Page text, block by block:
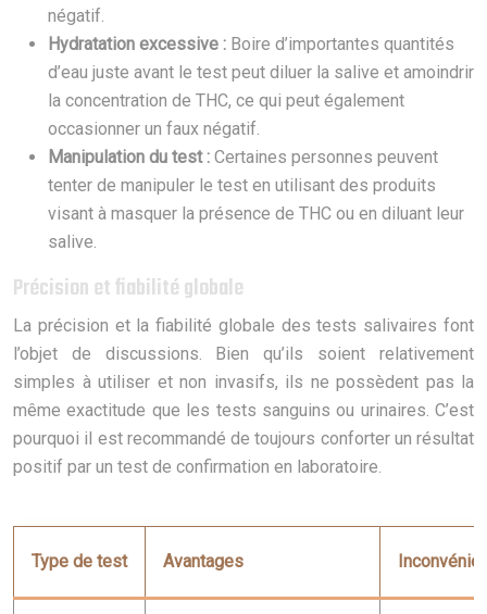
négatif.
Hydratation excessive : Boire d’importantes quantités
d’eau juste avant le test peut diluer la salive et amoindrir
la concentration de THC, ce qui peut également
occasionner un faux négatif.
Manipulation du test : Certaines personnes peuvent
tenter de manipuler le test en utilisant des produits
visant à masquer la présence de THC ou en diluant leur
salive.
Précision et fiabilité globale
La précision et la fiabilité globale des tests salivaires font
l’objet de discussions. Bien qu’ils soient relativement
simples à utiliser et non invasifs, ils ne possèdent pas la
même exactitude que les tests sanguins ou urinaires. C’est
pourquoi il est recommandé de toujours conforter un résultat
positif par un test de confirmation en laboratoire.
Type de test Avantages